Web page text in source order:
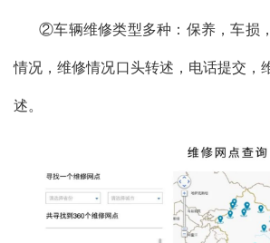
②车辆维修类型多种：保养，车损
情况，维修情况口头转述，电话提交，
述。